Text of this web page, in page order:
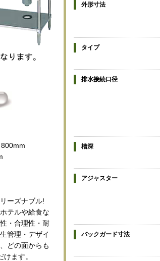
ーズナブル!
テルや給食な
・合理性・耐
管理・デザイ
どの面からも
ます。
外形寸法
タイプ
排水接続口径
槽深
アジャスター
バックガード寸法